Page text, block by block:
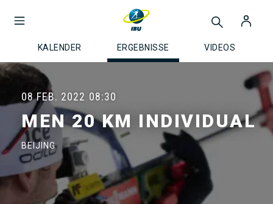
KALENDER ERGEBNISSE VIDEOS
08 FEB. 2022 08:30
MEN 20 KM INDIVIDUAL
BEIJING